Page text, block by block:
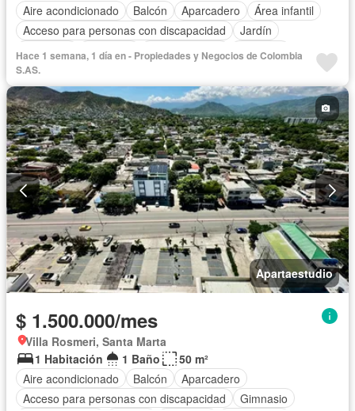
Aire acondicionado
Balcón Aparcadero
Área infantil
Acceso para personas con discapacidad
Jardín
Barbecue
Gimnasio Cocina integral
Ascensor
Gas natural
Seguridad privada
Piscina Agua
Hace 1 semana, 1 día en - Propiedades y Negocios de Colombia
S.AS.
Apartaestudio
$ 1.500.000/mes
Villa Rosmeri, Santa Marta
1 Habitación
1 Baño
50 m²
Aire acondicionado
Balcón
Aparcadero
Acceso para personas con discapacidad
Gimnasio